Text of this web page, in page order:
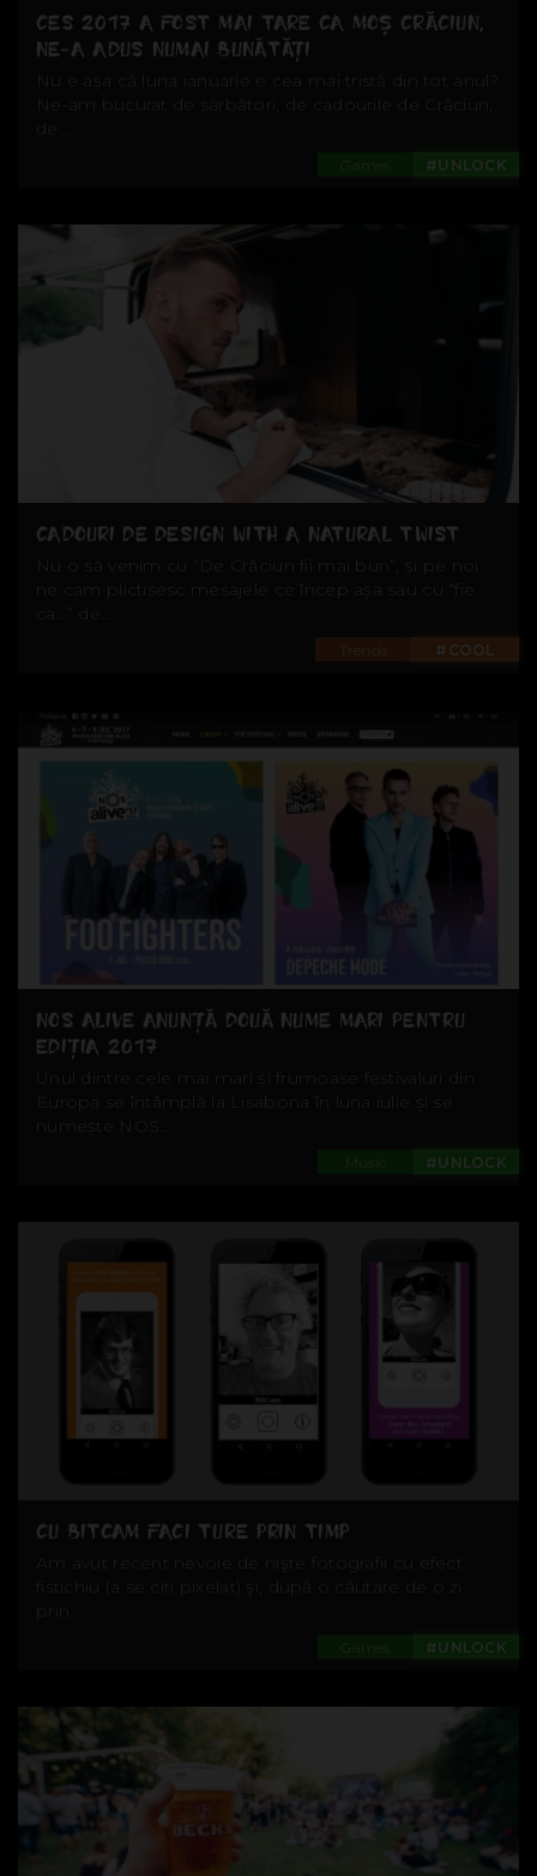
CES 2017 A FOST MAI TARE CA MOȘ CRĂCIUN,
NE-A ADUS NUMAI BUNĂTĂȚI
Nu e așa că luna ianuarie e cea mai tristă din tot anul?
Ne-am bucurat de sărbători, de cadourile de Crăciun,
de...
#UNLOCK
Games
CADOURI DE DESIGN WITH A NATURAL TWIST
Nu o să venim cu “De Crăciun fii mai bun”, și pe noi
ne cam plictisesc mesajele ce încep așa sau cu “fie
ca…” de...
#COOL
Trends
NOS ALIVE ANUNȚĂ DOUĂ NUME MARI PENTRU
EDIȚIA 2017
Unul dintre cele mai mari și frumoase festivaluri din
Europa se întâmplă la Lisabona în luna iulie și se
numește NOS...
#UNLOCK
Music
CU BITCAM FACI TURE PRIN TIMP
Am avut recent nevoie de nişte fotografii cu efect
fistichiu (a se citi pixelat) şi, după o căutare de o zi
prin...
#UNLOCK
Games